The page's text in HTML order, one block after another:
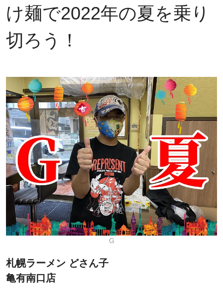
け麺で2022年の夏を乗り
切ろう！
G
札幌ラーメン どさん子
亀有南口店